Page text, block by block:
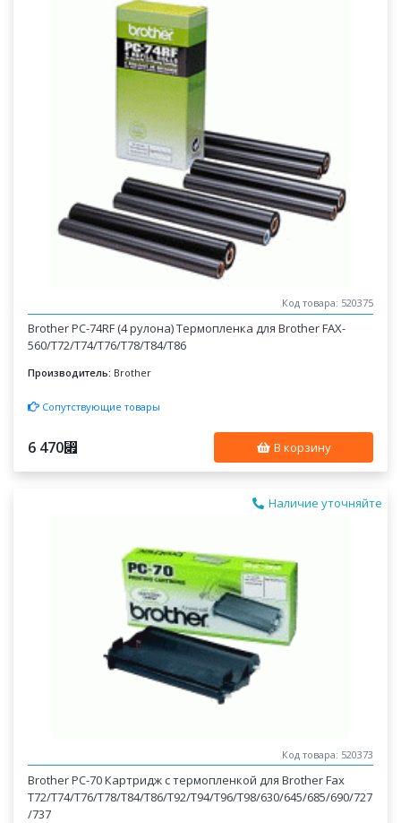
Код товара: 520375
Brother PC-74RF (4 рулона) Термопленка для Brother FAX-
560/T72/T74/T76/T78/T84/T86
Производитель: Brother
Сопутствующие товары
6 470⃏ В корзину
Наличие уточняйте
Код товара: 520373
Brother PC-70 Картридж с термопленкой для Brother Fax
T72/T74/T76/T78/T84/T86/T92/T94/T96/T98/630/645/685/690/727
/737